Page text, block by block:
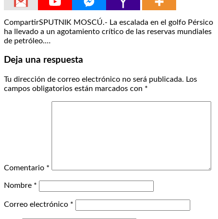
CompartirSPUTNIK MOSCÚ.- La escalada en el golfo Pérsico
ha llevado a un agotamiento crítico de las reservas mundiales
de petróleo.…
Deja una respuesta
Tu dirección de correo electrónico no será publicada. Los
campos obligatorios están marcados con *
Comentario *
Nombre *
Correo electrónico *